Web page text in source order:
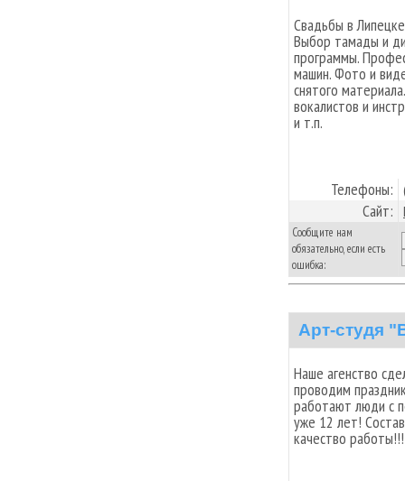
Свадьбы в
Выбор тамады и
программы.
машин. Фото и
снятого
вокалистов и
и т.п.
Телефоны:
Сайт:
Сообщите нам
обязательно, если есть
ошибка:
Арт-студя
Наше агенство
проводим
работают люди с
уже 12 лет!
качество работы!!!